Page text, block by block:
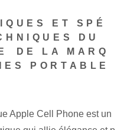
ET SPÉ
DU
DE LA MARQ
PORTABLE
Apple Cell Phone est un